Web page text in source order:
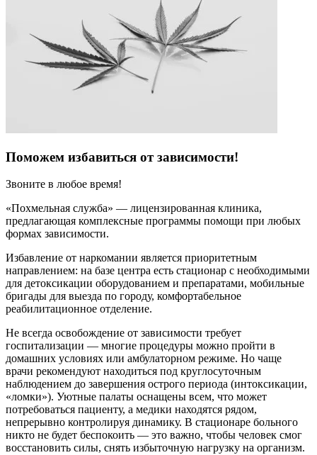
Поможем избавиться от зависимости!
Звоните в любое время!
«Похмельная служба» — лицензированная клиника,
предлагающая комплексные программы помощи при любых
формах зависимости.
Избавление от наркомании является приоритетным
направлением: на базе центра есть стационар с необходимыми
для детоксикации оборудованием и препаратами, мобильные
бригады для выезда по городу, комфортабельное
реабилитационное отделение.
Не всегда освобождение от зависимости требует
госпитализации — многие процедуры можно пройти в
домашних условиях или амбулаторном режиме. Но чаще
врачи рекомендуют находиться под круглосуточным
наблюдением до завершения острого периода (интоксикации,
«ломки»). Уютные палаты оснащены всем, что может
потребоваться пациенту, а медики находятся рядом,
непрерывно контролируя динамику. В стационаре больного
никто не будет беспокоить — это важно, чтобы человек смог
восстановить силы, снять избыточную нагрузку на организм.